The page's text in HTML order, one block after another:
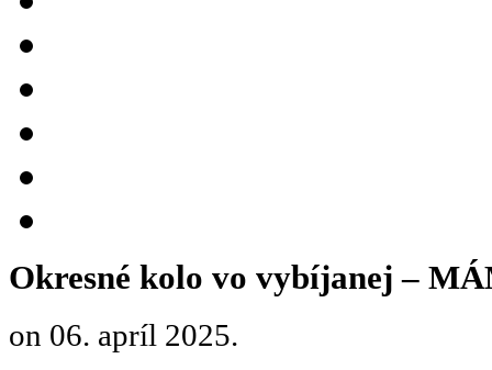
Okresné kolo vo vybíjanej –
on 06. apríl 2025.